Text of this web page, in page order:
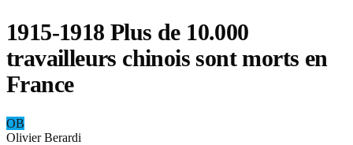
1915-1918 Plus de 10.000
travailleurs chinois sont morts en
France
OB
Olivier Berardi